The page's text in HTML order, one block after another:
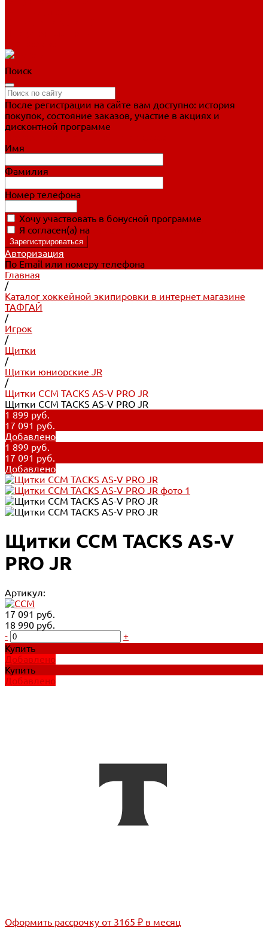
Поиск
После регистрации на сайте вам доступно: история
покупок, состояние заказов, участие в акциях и
дисконтной программе
Имя
Фамилия
Номер телефона
Хочу участвовать в бонусной программе
Я согласен(а) на
Авторизация
По Email или номеру телефона
Главная
/
Каталог хоккейной экипировки в интернет магазине
ТАФГАЙ
/
Игрок
/
Щитки
/
Щитки юниорские JR
/
Щитки CCM TACKS AS-V PRO JR
Щитки CCM TACKS AS-V PRO JR
1 899 руб.
17 091 руб.
Добавлено
1 899 руб.
17 091 руб.
Добавлено
Щитки CCM TACKS AS-V
PRO JR
Артикул:
17 091 руб.
18 990 руб.
-
+
Купить
Добавлено
Купить
Добавлено
Оформить рассрочку от 3165 ₽ в месяц